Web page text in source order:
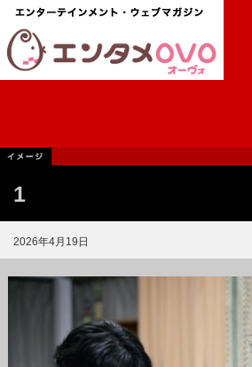
1
2026年4月19日